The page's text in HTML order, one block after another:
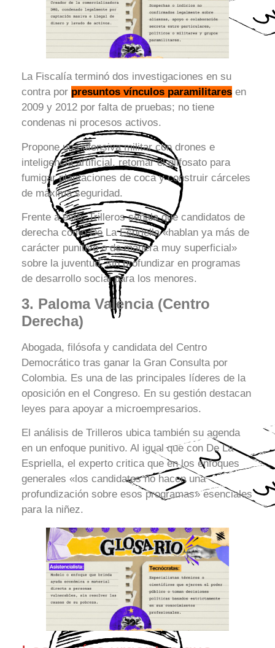
La Fiscalía terminó dos investigaciones en su
contra por presuntos vínculos paramilitares en
2009 y 2012 por falta de pruebas; no tiene
condenas ni procesos activos.
Propone una ofensiva militar con drones e
inteligencia artificial, retomar el glifosato para
fumigar plantaciones de coca y construir cárceles
de máxima seguridad.
Frente a esto, Trilleros señala que candidatos de
derecha como De La Espriella «hablan ya más de
carácter punitivo o de manera muy superficial»
sobre la juventud, sin profundizar en programas
de desarrollo social para los menores.
3. Paloma Valencia (Centro
Derecha)
Abogada, filósofa y candidata del Centro
Democrático tras ganar la Gran Consulta por
Colombia. Es una de las principales líderes de la
oposición en el Congreso. En su gestión destacan
leyes para apoyar a microempresarios.
El análisis de Trilleros ubica también su agenda
en un enfoque punitivo. Al igual que con De La
Espriella, el experto critica que en los enfoques
generales «los candidatos no hacen una
profundización sobre esos programas» esenciales
para la niñez.